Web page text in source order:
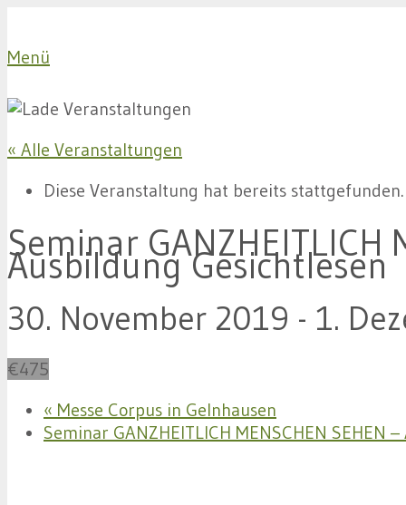
Menü
« Alle Veranstaltungen
Diese Veranstaltung hat bereits stattgefunden.
Seminar GANZHEITLICH
Ausbildung Gesichtlesen
30. November 2019 - 1.
€475
« Messe Corpus in Gelnhausen
Seminar GANZHEITLICH MENSCHEN SEHEN